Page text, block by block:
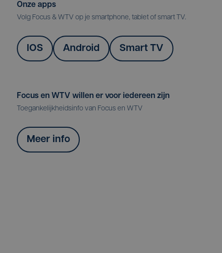
Onze apps
Volg Focus & WTV op je smartphone, tablet of smart TV.
IOS Android Smart TV
Focus en WTV willen er voor iedereen zijn
Toegankelijkheidsinfo van Focus en WTV
Meer info